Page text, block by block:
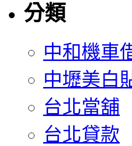
分類
中和機車
中壢美白
台北當舖
台北貸款